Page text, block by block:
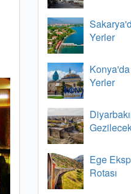
Yerler
Yerler
Ege
Rotası